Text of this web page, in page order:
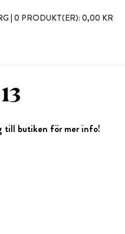
| 0 PRODUKT(ER): 0,00 KR
till butiken för mer info!